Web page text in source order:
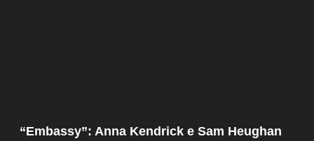
“Embassy”: Anna Kendrick e Sam Heughan